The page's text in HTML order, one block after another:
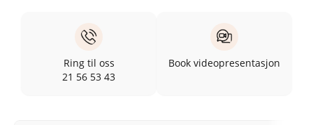
Ring til oss
21 56 53 43
Book videopresentasjon